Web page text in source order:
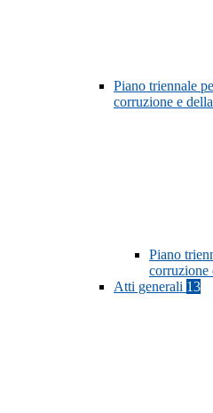
Piano triennale
corruzione e
Piano
corruzione
Atti generali 13